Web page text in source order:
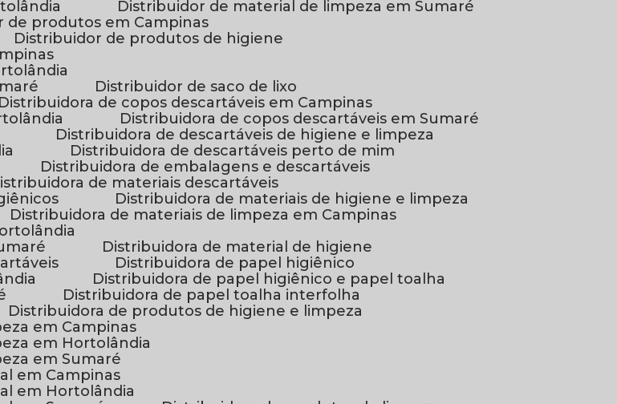
Distribuidor de material de limpeza em Sumaré
de produtos em Campinas
Distribuidor de produtos de higiene
Distribuidor de saco de lixo
Distribuidora de copos descartáveis em Campinas
Distribuidora de copos descartáveis em Sumaré
Distribuidora de descartáveis de higiene e limpeza
Distribuidora de descartáveis perto de mim
Distribuidora de embalagens e descartáveis
Distribuidora de materiais descartáveis
Distribuidora de materiais de higiene e limpeza
Distribuidora de materiais de limpeza em Campinas
Distribuidora de material de higiene
Distribuidora de papel higiênico
Distribuidora de papel higiênico e papel toalha
Distribuidora de papel toalha interfolha
Distribuidora de produtos de higiene e limpeza
em Campinas
em Hortolândia
em Sumaré
em Campinas
em Hortolândia